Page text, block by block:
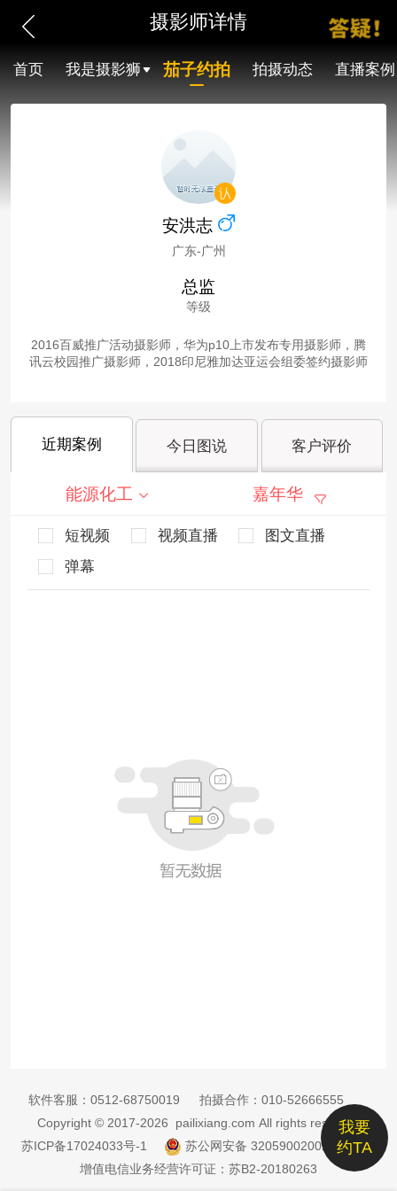
摄影师详情
首页 我是摄影狮 茄子约拍 拍摄动态 直播案例
安洪志
广东-广州
总监
等级
2016百威推广活动摄影师，华为p10上市发布专用摄影师，腾
讯云校园推广摄影师，2018印尼雅加达亚运会组委签约摄影师
近期案例 今日图说 客户评价
能源化工 嘉年华
短视频 视频直播
图文直播
弹幕
我要
约TA
软件客服： 0512-68750019 拍摄合作： 010-52666555
Copyright © 2017-2026 pailixiang.com All rights reserved
苏ICP备17024033号-1
苏公网安备 32059002002885号
增值电信业务经营许可证：苏B2-20180263